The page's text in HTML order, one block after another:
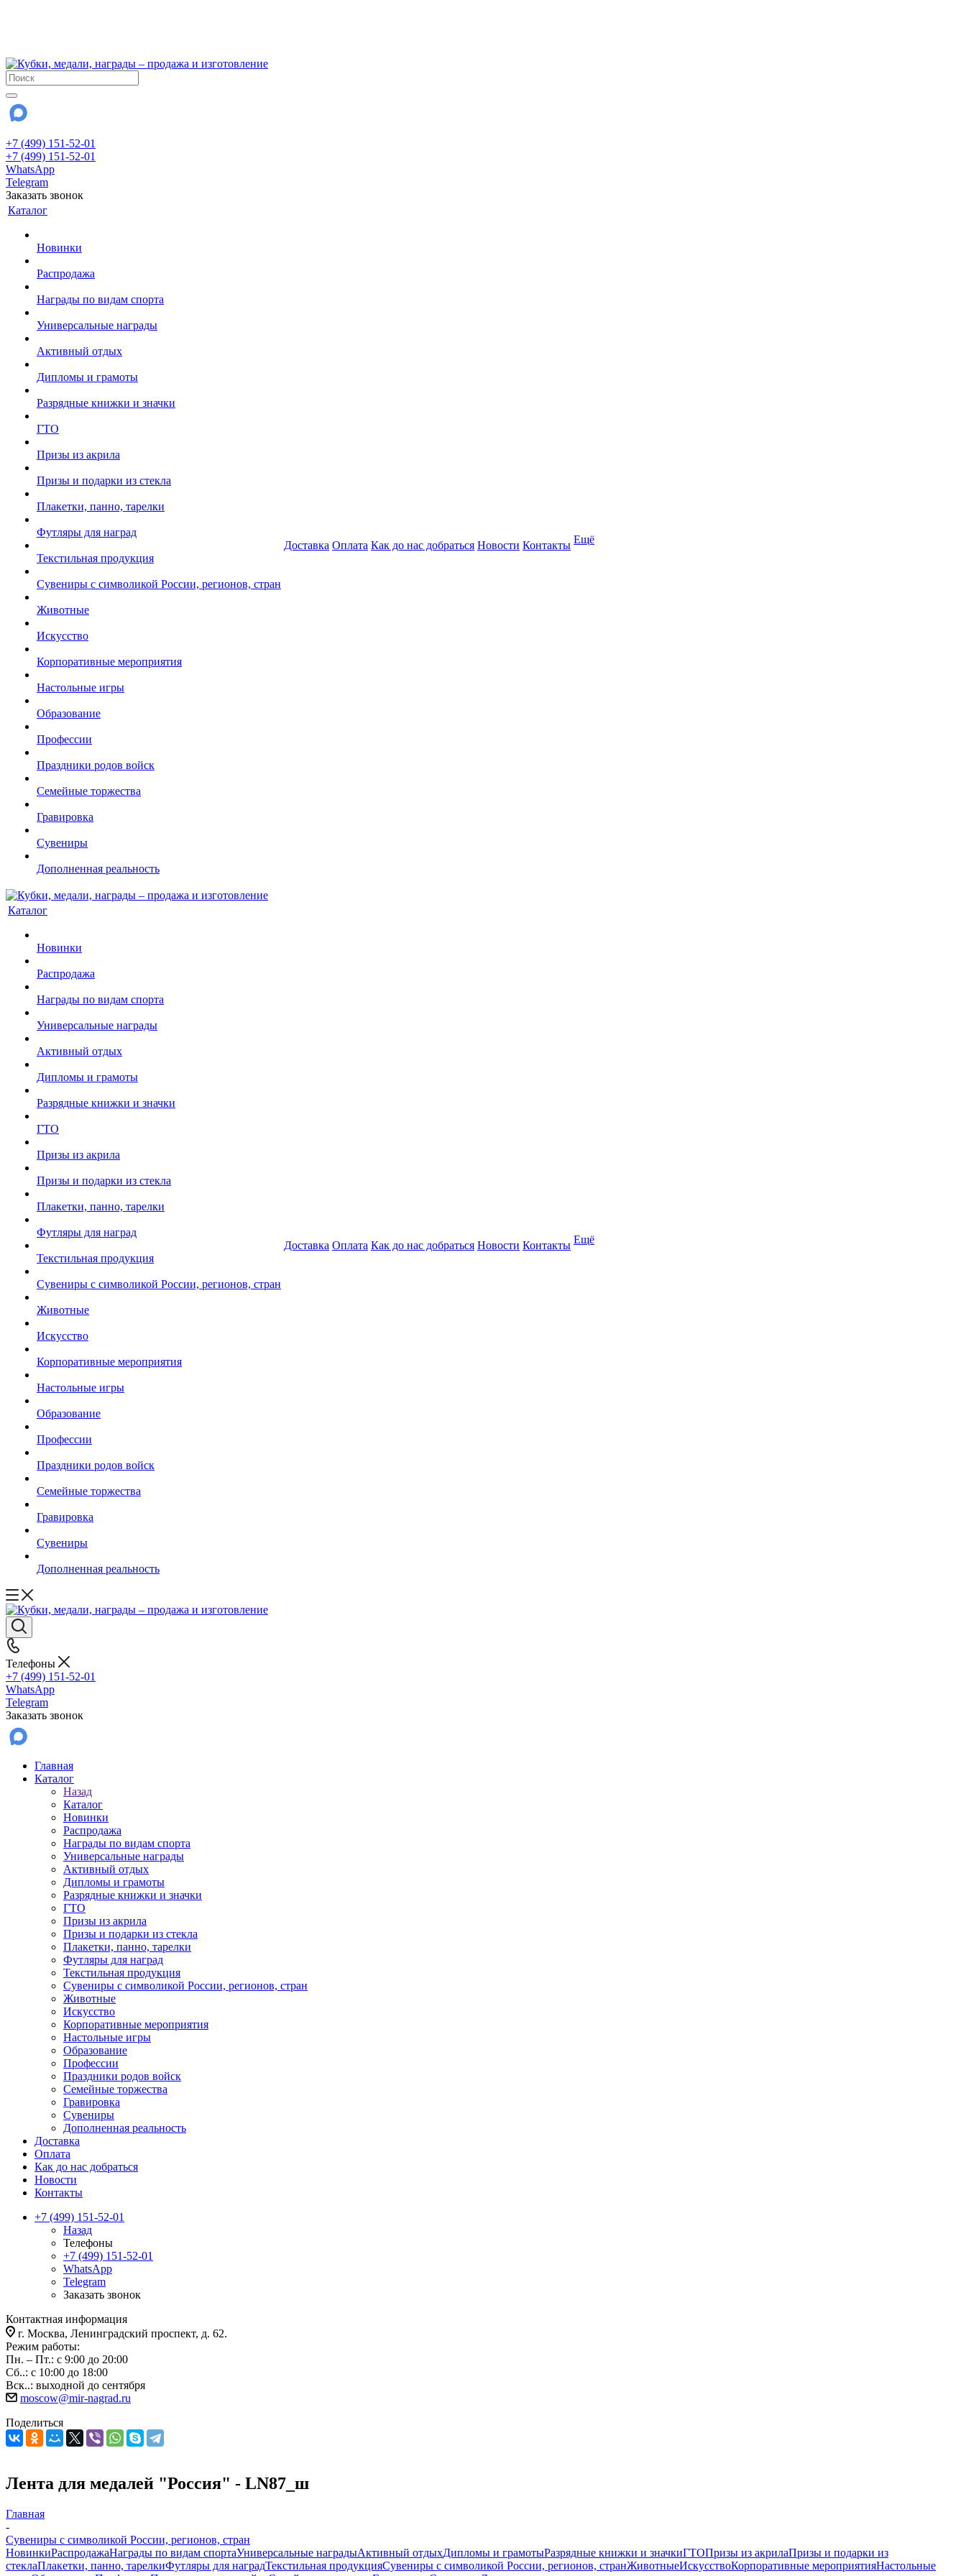
+7 (499) 151-52-01
+7 (499) 151-52-01
WhatsApp
Telegram
Заказать звонок
Каталог
Новинки
Распродажа
Награды по видам спорта
Универсальные награды
Активный отдых
Дипломы и грамоты
Разрядные книжки и значки
ГТО
Призы из акрила
Призы и подарки из стекла
Плакетки, панно, тарелки
Футляры для наград
Текстильная продукция
Сувениры с символикой России, регионов, стран
Животные
Искусство
Корпоративные мероприятия
Настольные игры
Образование
Профессии
Праздники родов войск
Семейные торжества
Гравировка
Сувениры
Дополненная реальность
Доставка Оплата Как до нас добраться Новости Контакты Ещё
Каталог
Новинки
Распродажа
Награды по видам спорта
Универсальные награды
Активный отдых
Дипломы и грамоты
Разрядные книжки и значки
ГТО
Призы из акрила
Призы и подарки из стекла
Плакетки, панно, тарелки
Футляры для наград
Текстильная продукция
Сувениры с символикой России, регионов, стран
Животные
Искусство
Корпоративные мероприятия
Настольные игры
Образование
Профессии
Праздники родов войск
Семейные торжества
Гравировка
Сувениры
Дополненная реальность
Доставка Оплата Как до нас добраться Новости Контакты Ещё
Телефоны
+7 (499) 151-52-01
WhatsApp
Telegram
Заказать звонок
Главная
Каталог
Назад
Каталог
Новинки
Распродажа
Награды по видам спорта
Универсальные награды
Активный отдых
Дипломы и грамоты
Разрядные книжки и значки
ГТО
Призы из акрила
Призы и подарки из стекла
Плакетки, панно, тарелки
Футляры для наград
Текстильная продукция
Сувениры с символикой России, регионов, стран
Животные
Искусство
Корпоративные мероприятия
Настольные игры
Образование
Профессии
Праздники родов войск
Семейные торжества
Гравировка
Сувениры
Дополненная реальность
Доставка
Оплата
Как до нас добраться
Новости
Контакты
+7 (499) 151-52-01
Назад
Телефоны
+7 (499) 151-52-01
WhatsApp
Telegram
Заказать звонок
Контактная информация
г. Москва, Ленинградский проспект, д. 62.
Режим работы:
Пн. – Пт.: с 9:00 до 20:00
Сб..: с 10:00 до 18:00
Вск..: выходной до сентября
moscow@mir-nagrad.ru
Поделиться
Лента для медалей "Россия" - LN87_ш
Главная
-
Сувениры с символикой России, регионов, стран
НовинкиРаспродажаНаграды по видам спортаУниверсальные наградыАктивный отдыхДипломы и грамотыРазрядные книжки и значкиГТОПризы из акрилаПризы и подарки из
стеклаПлакетки, панно, тарелкиФутляры для наградТекстильная продукцияСувениры с символикой России, регионов, странЖивотныеИскусствоКорпоративные мероприятияНастольные